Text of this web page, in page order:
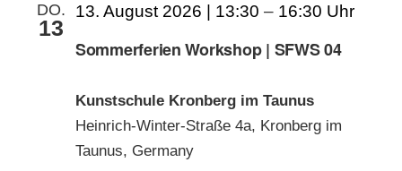
DO.
13
Sommerferien Workshop | SFWS 04
13. August 2026 | 13:30 – 16:30
Kunstschule Kronberg im Taunus
Heinrich-Winter-Straße 4a, Kronberg im
Taunus, Germany